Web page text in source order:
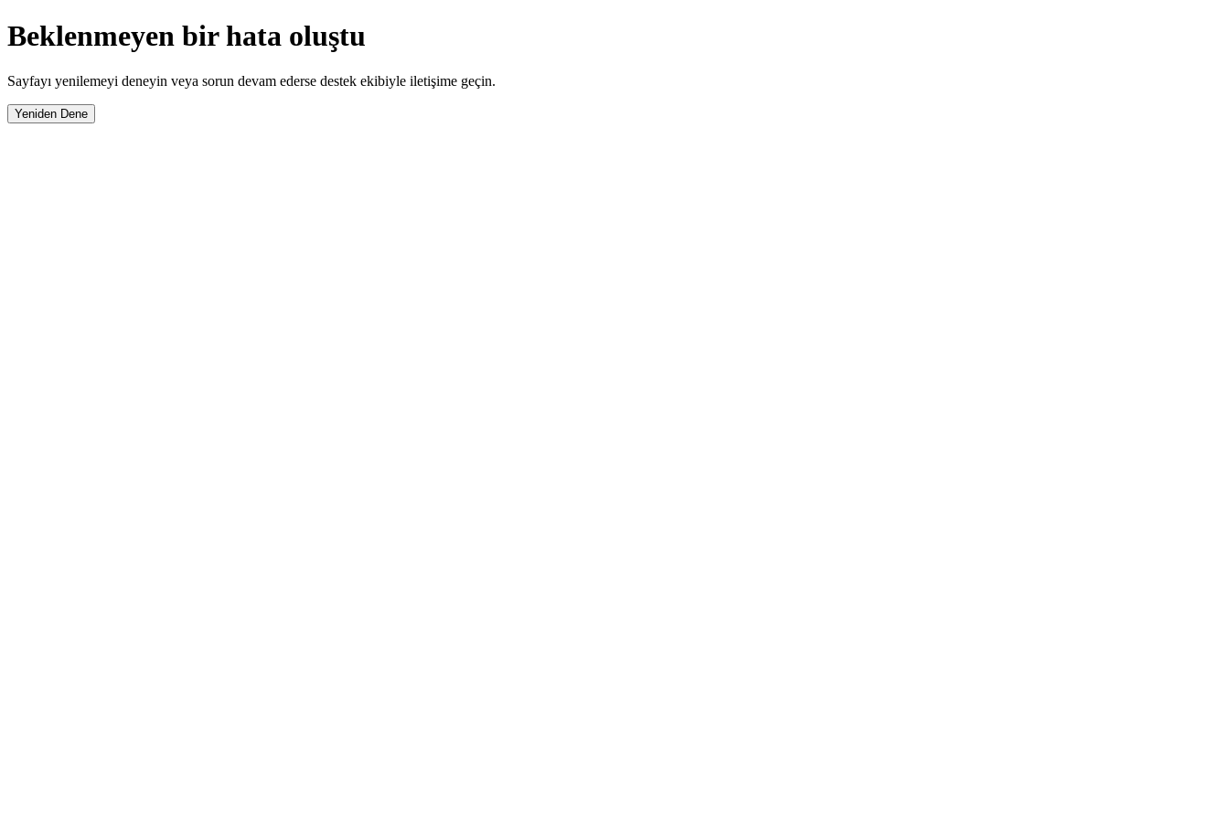
Beklenmeyen bir hata oluştu
Sayfayı yenilemeyi deneyin veya sorun devam ederse destek ekibiyle iletişime geçin.
Yeniden Dene